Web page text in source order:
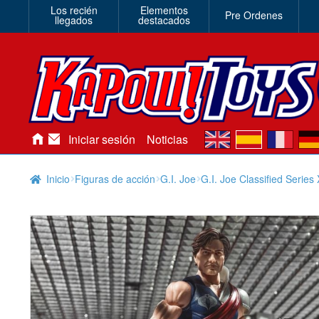
Los recién
llegados
Elementos
destacados Pre Ordenes
Iniciar sesión Noticias en es de
Inicio Figuras de acción G.I. Joe G.I. Joe Classified Series